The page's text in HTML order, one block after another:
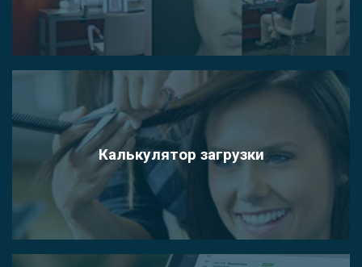
Калькулятор загрузки